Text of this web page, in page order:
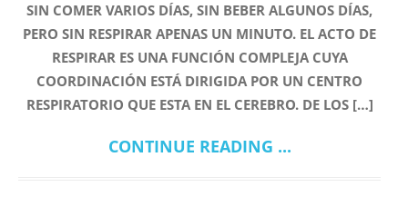
SIN COMER VARIOS DÍAS, SIN BEBER ALGUNOS DÍAS,
PERO SIN RESPIRAR APENAS UN MINUTO. EL ACTO DE
RESPIRAR ES UNA FUNCIÓN COMPLEJA CUYA
COORDINACIÓN ESTÁ DIRIGIDA POR UN CENTRO
RESPIRATORIO QUE ESTA EN EL CEREBRO. DE LOS […]
CONTINUE READING ...